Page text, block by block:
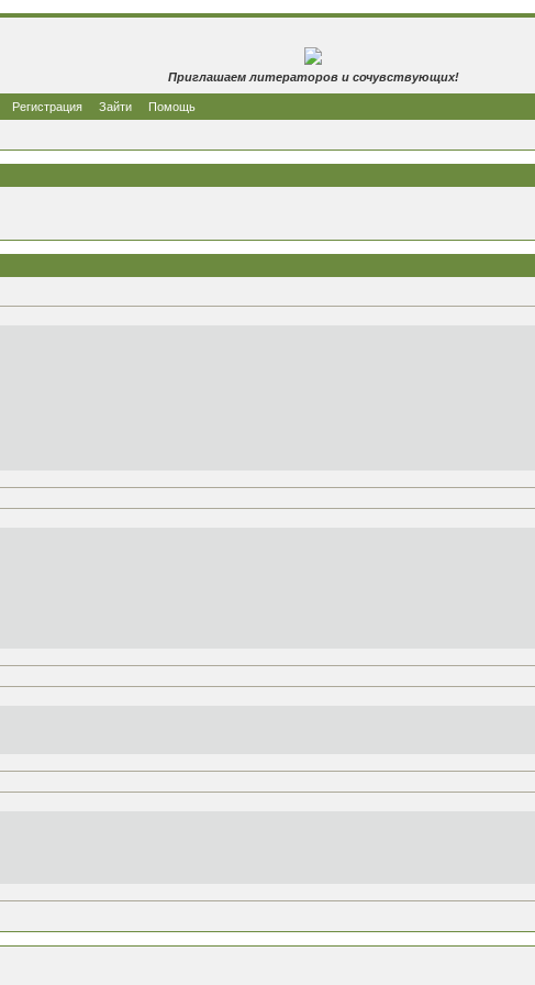
Приглашаем литераторов и сочувствующих!
Регистрация Зайти Помощь